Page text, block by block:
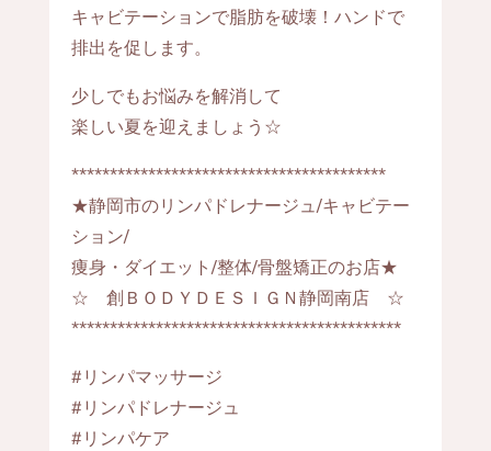
キャビテーションで脂肪を破壊！ハンドで
排出を促します。
少しでもお悩みを解消して
楽しい夏を迎えましょう☆
*****************************************
★静岡市のリンパドレナージュ/キャビテー
ション/
痩身・ダイエット/整体/骨盤矯正のお店★
☆ 創ＢＯＤＹＤＥＳＩＧＮ静岡南店 ☆
*******************************************
#リンパマッサージ
#リンパドレナージュ
#リンパケア